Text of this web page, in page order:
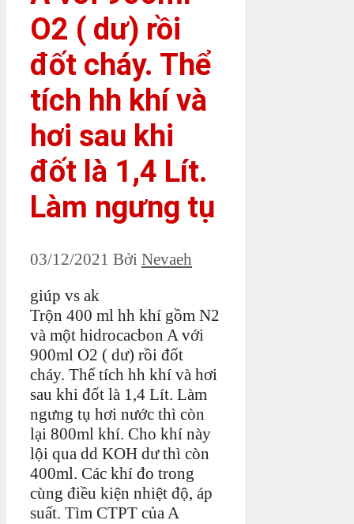
O2 ( dư) rồi
đốt cháy. Thể
tích hh khí và
hơi sau khi
đốt là 1,4 Lít.
Làm ngưng tụ
03/12/2021 Bởi Nevaeh
giúp vs ak
Trộn 400 ml hh khí gồm N2
và một hidrocacbon A với
900ml O2 ( dư) rồi đốt
cháy. Thể tích hh khí và hơi
sau khi đốt là 1,4 Lít. Làm
ngưng tụ hơi nước thì còn
lại 800ml khí. Cho khí này
lội qua dd KOH dư thì còn
400ml. Các khí đo trong
cùng điều kiện nhiệt độ, áp
suất. Tìm CTPT của A